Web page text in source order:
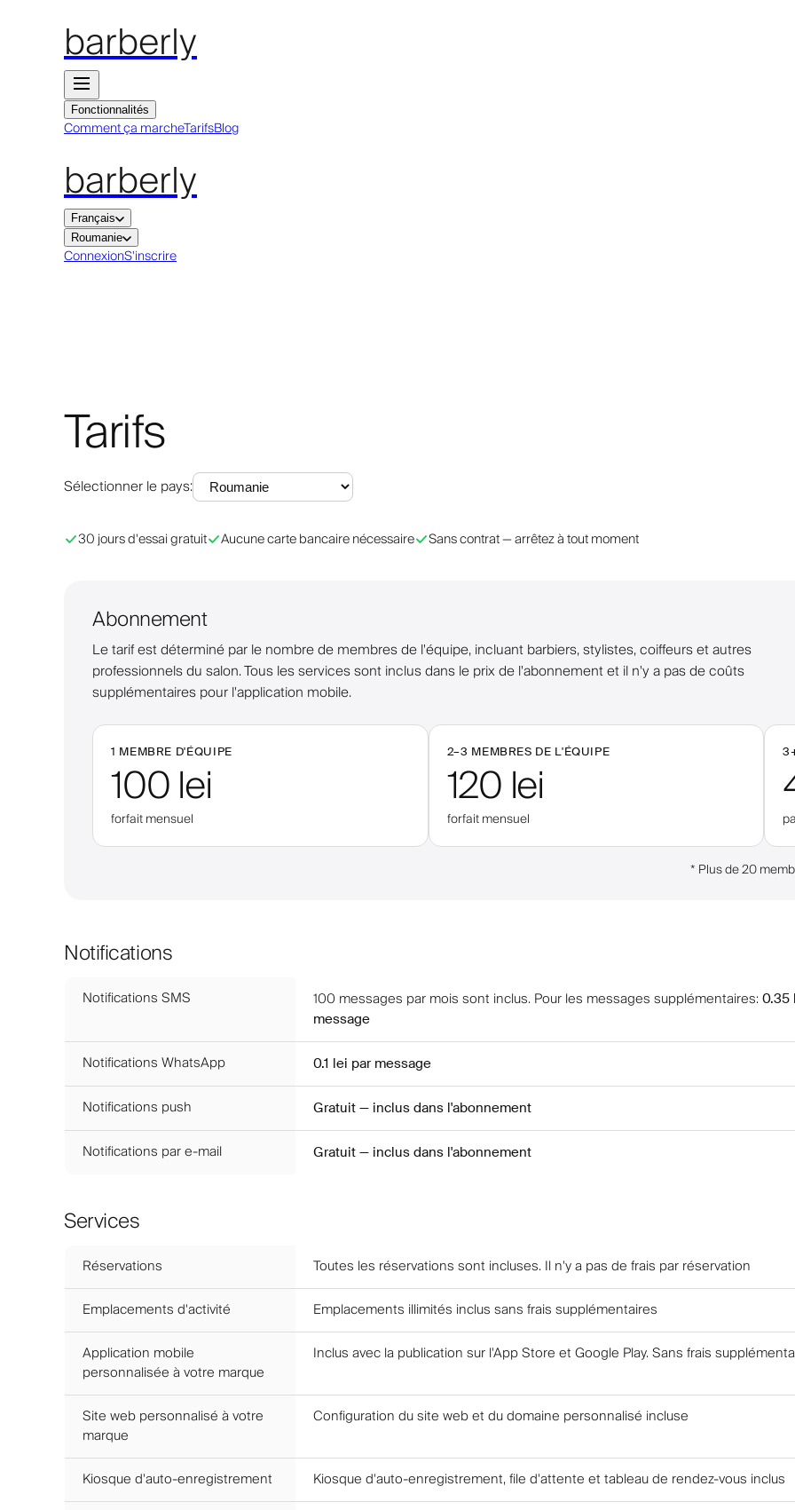
barberly
Fonctionnalités
Comment ça marcheTarifsBlog
barberly
Français
Roumanie
ConnexionS'inscrire
Tarifs
Sélectionner le pays:
30 jours d'essai gratuit Aucune carte bancaire nécessaire Sans contrat — arrêtez à tout moment
Abonnement
Le tarif est déterminé par le nombre de membres de l'équipe, incluant barbiers, stylistes, coiffeurs et autres
professionnels du salon. Tous les services sont inclus dans le prix de l'abonnement et il n'y a pas de coûts
supplémentaires pour l'application mobile.
1 MEMBRE D'ÉQUIPE
100 lei
forfait mensuel
2–3 MEMBRES DE L'ÉQUIPE
120 lei
forfait mensuel
3
* Plus de 20
Notifications
Notifications SMS 100 messages par mois sont inclus. Pour les messages supplémentaires: 0.35
message
Notifications WhatsApp 0.1 lei par message
Notifications push Gratuit — inclus dans l'abonnement
Notifications par e-mail Gratuit — inclus dans l'abonnement
Services
Réservations
Toutes les réservations sont incluses. Il n'y a pas de frais par réservation
Emplacements d'activité
Emplacements illimités inclus sans frais supplémentaires
Application mobile
personnalisée à votre marque
Inclus avec la publication sur l'App Store et Google Play. Sans frais
Site web personnalisé à votre
marque
Configuration du site web et du domaine personnalisé incluse
Kiosque d'auto-enregistrement
Kiosque d'auto-enregistrement, file d'attente et tableau de rendez-vous inclus